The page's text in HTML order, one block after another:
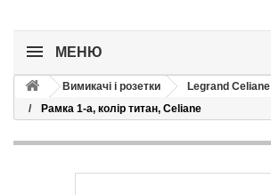
МЕНЮ
Вимикачі і розетки
Legrand Celiane
Рамка 1-а, колір титан, Celiane